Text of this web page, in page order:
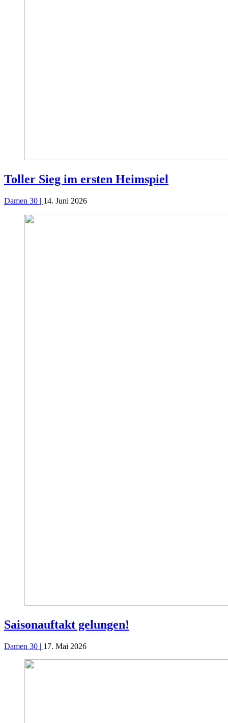
Toller Sieg im ersten Heimspiel
Damen 30 | 14. Juni 2026
Saisonauftakt gelungen!
Damen 30 | 17. Mai 2026